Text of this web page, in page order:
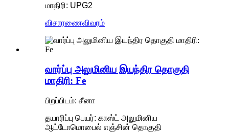
மாதிரி: UPG2
விசாரணைவிவரம்
வார்ப்பு அலுமினிய இயந்திர தொகுதி
மாதிரி: Fe
பிறப்பிடம்: சீனா
தயாரிப்பு பெயர்: காஸ்ட் அலுமினிய
ஆட்டோமொபைல் எஞ்சின் தொகுதி